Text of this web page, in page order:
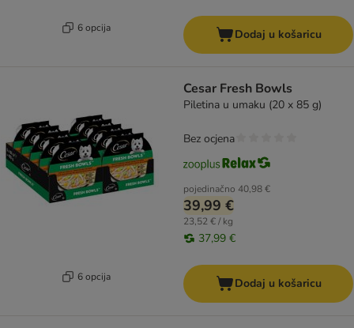
6 opcija Dodaj u košaricu
6 opcija
Cesar Fresh Bowls
Piletina u umaku (20 x 85 g)
pojedinačno 40,98 €
39,99 €
23,52 € / kg
37,99 €
Bez ocjena
Dodaj u košaricu